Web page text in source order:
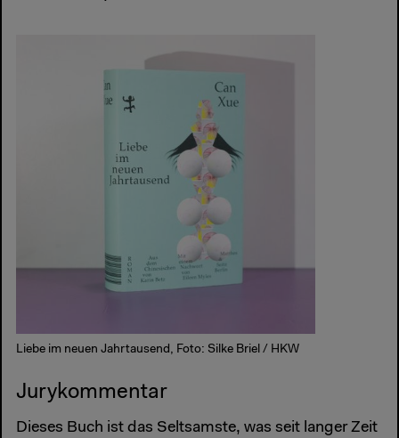
Liebe im neuen Jahrtausend, Foto: Silke Briel / HKW
Jurykommentar
Dieses Buch ist das Seltsamste, was seit langer Zeit